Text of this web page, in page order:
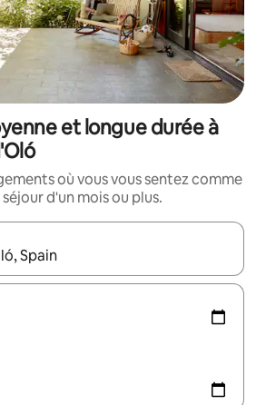
et longue durée à
où vous vous sentez comme
d'un mois ou plus.
s'affichent, utilisez les flèches vers le